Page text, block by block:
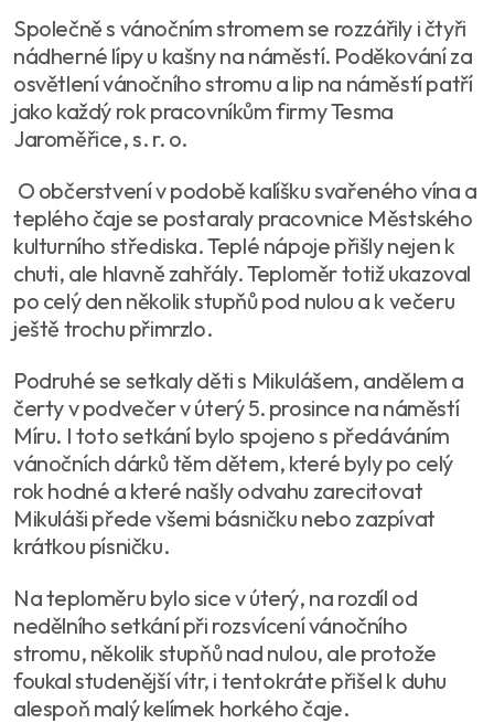
Společně s vánočním stromem se rozzářily i čtyři
nádherné lípy u kašny na náměstí. Poděkování za
osvětlení vánočního stromu a lip na náměstí patří
jako každý rok pracovníkům firmy Tesma
Jaroměřice, s. r. o.
O občerstvení v podobě kalíšku svařeného vína a
teplého čaje se postaraly pracovnice Městského
kulturního střediska. Teplé nápoje přišly nejen k
chuti, ale hlavně zahřály. Teploměr totiž ukazoval
po celý den několik stupňů pod nulou a k večeru
ještě trochu přimrzlo.
Podruhé se setkaly děti s Mikulášem, andělem a
čerty v podvečer v úterý 5. prosince na náměstí
Míru. I toto setkání bylo spojeno s předáváním
vánočních dárků těm dětem, které byly po celý
rok hodné a které našly odvahu zarecitovat
Mikuláši přede všemi básničku nebo zazpívat
krátkou písničku.
Na teploměru bylo sice v úterý, na rozdíl od
nedělního setkání při rozsvícení vánočního
stromu, několik stupňů nad nulou, ale protože
foukal studenější vítr, i tentokráte přišel k duhu
alespoň malý kelímek horkého čaje.